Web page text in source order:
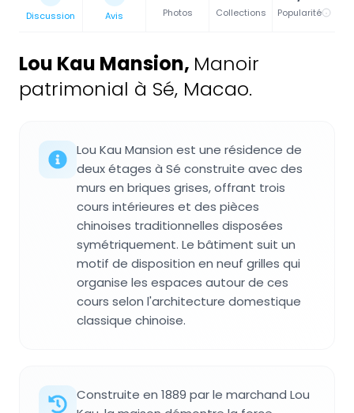
Discussion Avis Photos Collections Popularité
Lou Kau Mansion, Manoir
patrimonial à Sé, Macao.
Lou Kau Mansion est une résidence de
deux étages à Sé construite avec des
murs en briques grises, offrant trois
cours intérieures et des pièces
chinoises traditionnelles disposées
symétriquement. Le bâtiment suit un
motif de disposition en neuf grilles qui
organise les espaces autour de ces
cours selon l'architecture domestique
classique chinoise.
Construite en 1889 par le marchand Lou